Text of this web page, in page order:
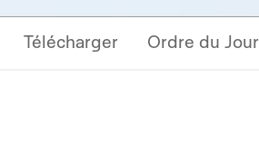
Télécharger Ordre du Jour